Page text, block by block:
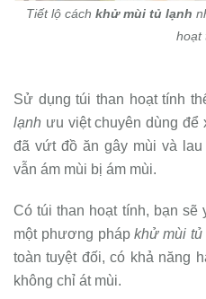
Tiết lộ cách khử mùi tủ lạnh
hoạt
Sử dụng túi than hoạt tính
lạnh ưu việt chuyên dùng
đã vứt đồ ăn gây mùi và
vẫn ám mùi bị ám mùi.
Có túi than hoạt tính, bạn
một phương phápkhử mùi tủ
toàn tuyệt đối, có khả năng
không chỉ át mùi.